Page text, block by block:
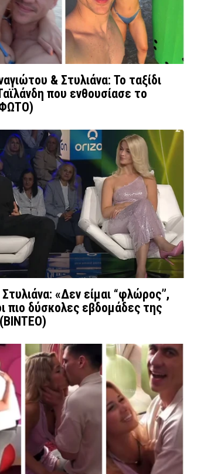
& Στυλιάνα: Το ταξίδι
που ενθουσίασε το
Στυλιάνα: «Δεν είμαι “φλώρος”,
πιο δύσκολες εβδομάδες της